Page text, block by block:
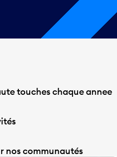
touches chaque annee
nos communautés